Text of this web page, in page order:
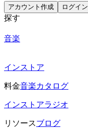
アカウント作成 ログイン
探す
音楽
インストア
料金音楽カタログ
インストアラジオ
リソースブログ